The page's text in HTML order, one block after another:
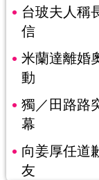
台玻夫人稱
信
米蘭達離婚
動
獨／田路路
幕
向姜厚任道
友